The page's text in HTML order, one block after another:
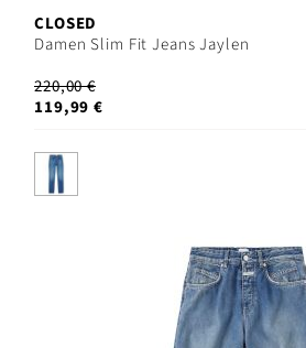
CLOSED
Damen Slim Fit Jeans Jaylen
220,00 €
119,99 €